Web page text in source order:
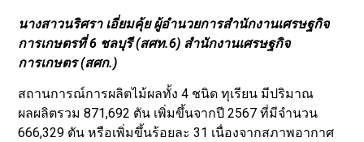
นางสาวนริศรา เอี่ยมคุ้ย ผู้อำนวยการสำนักงานเศรษฐกิจ
การเกษตรที่ 6 ชลบุรี (สศท.6) สำนักงานเศรษฐกิจ
การเกษตร (สศก.)
สถานการณ์การผลิตไม้ผลทั้ง 4 ชนิด ทุเรียน มีปริมาณ
ผลผลิตรวม 871,692 ตัน เพิ่มขึ้นจากปี 2567 ที่มีจำนวน
666,329 ตัน หรือเพิ่มขึ้นร้อยละ 31 เนื่องจากสภาพอากาศ